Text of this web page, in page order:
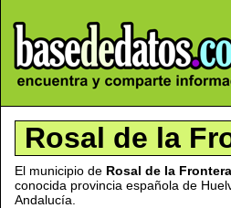
Rosal de la
El municipio de Rosal de la Frontera
conocida provincia española de
Andalucía.